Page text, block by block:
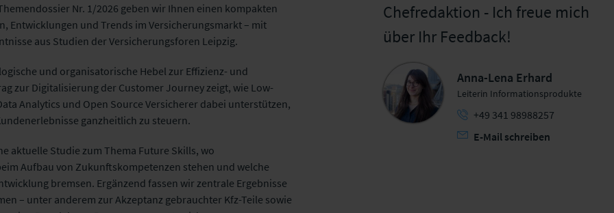
Nr. 1/2026 geben wir Ihnen einen kompakten
Entwicklungen und Trends im Versicherungsmarkt – mit
aus Studien der Versicherungsforen Leipzig.
und organisatorische Hebel zur Effizienz- und
zur Digitalisierung der Customer Journey zeigt, wie Low-
Analytics und Open Source Versicherer dabei unterstützen,
ganzheitlich zu steuern.
aktuelle Studie zum Thema Future Skills, wo
Aufbau von Zukunftskompetenzen stehen und welche
bremsen. Ergänzend fassen wir zentrale Ergebnisse
– unter anderem zur Akzeptanz gebrauchter Kfz-Teile sowie
Chefredaktion - Ich freue mich
über Ihr Feedback!
Anna-Lena Erhard
Leiterin Informationsprodukte
+49 341 98988257
E-Mail schreiben